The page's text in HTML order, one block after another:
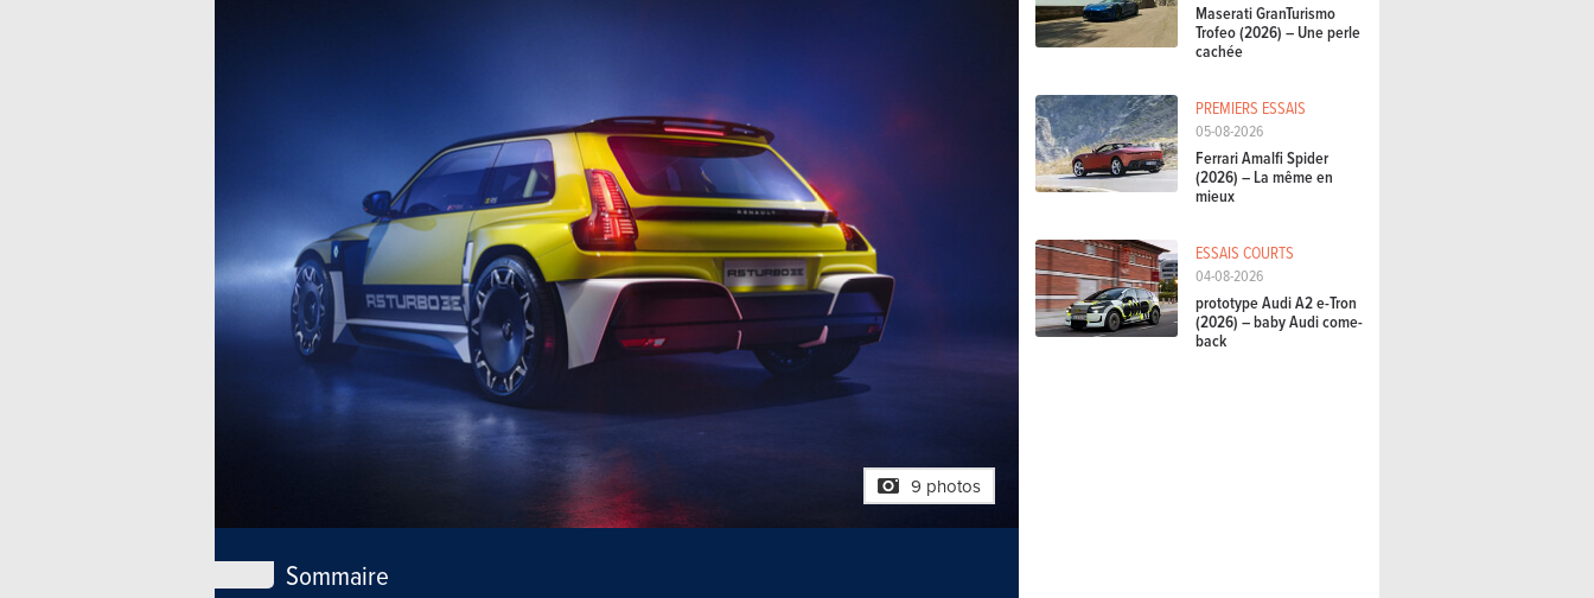
9 photos
Sommaire
Maserati GranTurismo
Trofeo (2026) – Une perle
cachée
PREMIERS ESSAIS
05-08-2026
Ferrari Amalfi Spider
(2026) – La même en
mieux
ESSAIS COURTS
04-08-2026
prototype Audi A2 e-Tron
(2026) – baby Audi come-
back